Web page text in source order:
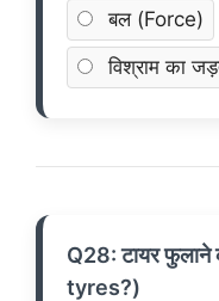
बल (Force)
विश्राम का
Q28: टायर
tyres?)